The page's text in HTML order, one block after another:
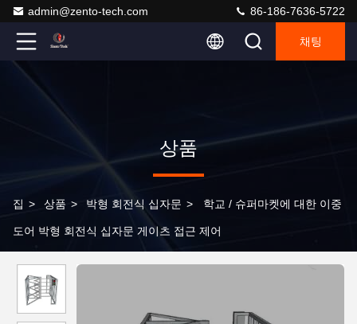
admin@zento-tech.com 86-186-7636-5722
채팅
상품
집 > 상품 > 박형 회전식 십자문 > 학교 / 슈퍼마켓에 대한 이중
도어 박형 회전식 십자문 게이츠 접근 제어